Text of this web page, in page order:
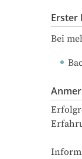
Erster
Bei